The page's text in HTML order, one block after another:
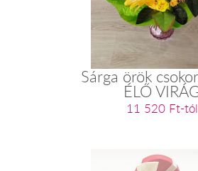
Sárga örök
ÉLŐ
11 520 Ft-tól